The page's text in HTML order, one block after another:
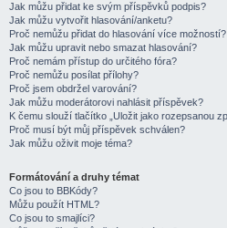
Jak můžu přidat ke svým příspěvků podpis?
Jak můžu vytvořit hlasování/anketu?
Proč nemůžu přidat do hlasování více možností?
Jak můžu upravit nebo smazat hlasování?
Proč nemám přístup do určitého fóra?
Proč nemůžu posílat přílohy?
Proč jsem obdržel varování?
Jak můžu moderátorovi nahlásit příspěvek?
K čemu slouží tlačítko „Uložit jako rozepsanou
Proč musí být můj příspěvek schválen?
Jak můžu oživit moje téma?
Formátování a druhy témat
Co jsou to BBKódy?
Můžu použít HTML?
Co jsou to smajlíci?